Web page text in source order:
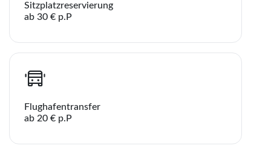
Sitzplatzreservierung
ab 30 € p.P
Flughafentransfer
ab 20 € p.P